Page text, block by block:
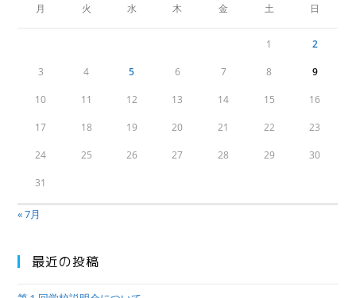
月 火 水 木 金 土 日
1 2
3 4 5 6 7 8 9
10 11 12 13 14 15 16
17 18 19 20 21 22 23
24 25 26 27 28 29 30
31
« 7月
最近の投稿